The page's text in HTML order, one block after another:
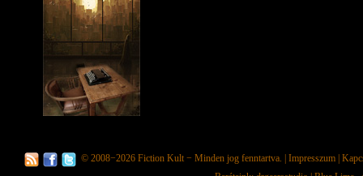
© 2008−2026 Fiction Kult − Minden jog fenntartva. | Impresszum